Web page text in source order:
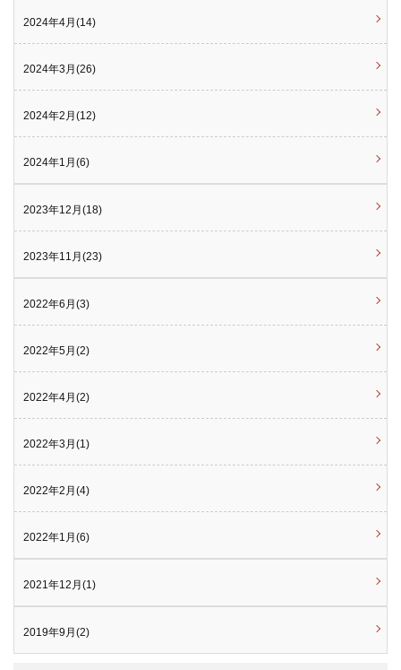
2024年4月(14)
2024年3月(26)
2024年2月(12)
2024年1月(6)
2023年12月(18)
2023年11月(23)
2022年6月(3)
2022年5月(2)
2022年4月(2)
2022年3月(1)
2022年2月(4)
2022年1月(6)
2021年12月(1)
2019年9月(2)